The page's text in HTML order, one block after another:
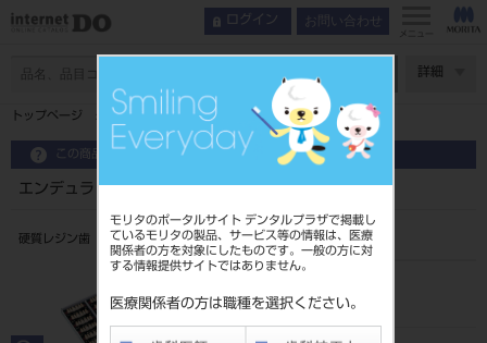
モリタのポータルサイト デンタルプラザで掲載し
ているモリタの製品、サービス等の情報は、医療
関係者の方を対象にしたものです。一般の方に対
する情報提供サイトではありません。
医療関係者の方は職種を選択ください。
ログイン お問い合わせ
メニュー
詳細
トップページ エンデュラ アンテリオ ６歯 Ｂ３
この商品に関するお問い合わせ
エンデュラ アンテリオ ６歯 Ｂ３
硬質レジン歯
204350066